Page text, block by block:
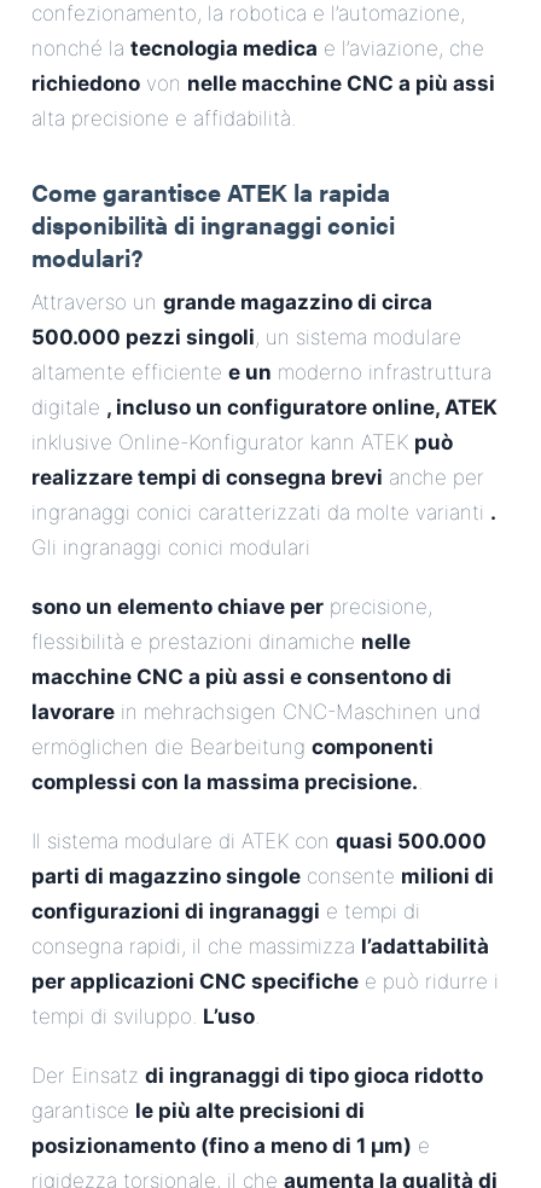
confezionamento, la robotica e l’automazione,
nonché la tecnologia medica e l’aviazione, che
richiedono von nelle macchine CNC a più assi
alta precisione e affidabilità.
Come garantisce ATEK la rapida
disponibilità di ingranaggi conici
modulari?
Attraverso un grande magazzino di circa
500.000 pezzi singoli, un sistema modulare
altamente efficiente e un moderno infrastruttura
digitale , incluso un configuratore online, ATEK
inklusive Online-Konfigurator kann ATEK può
realizzare tempi di consegna brevi anche per
ingranaggi conici caratterizzati da molte varianti .
Gli ingranaggi conici modulari
sono un elemento chiave per precisione,
flessibilità e prestazioni dinamiche nelle
macchine CNC a più assi e consentono di
lavorare in mehrachsigen CNC-Maschinen und
ermöglichen die Bearbeitung componenti
complessi con la massima precisione..
Il sistema modulare di ATEK con quasi 500.000
parti di magazzino singole consente milioni di
configurazioni di ingranaggi e tempi di
consegna rapidi, il che massimizza l’adattabilità
per applicazioni CNC specifiche e può ridurre i
tempi di sviluppo. L’uso.
Der Einsatz di ingranaggi di tipo gioca ridotto
garantisce le più alte precisioni di
posizionamento (fino a meno di 1 µm) e
rigidezza torsionale, il che aumenta la qualità di